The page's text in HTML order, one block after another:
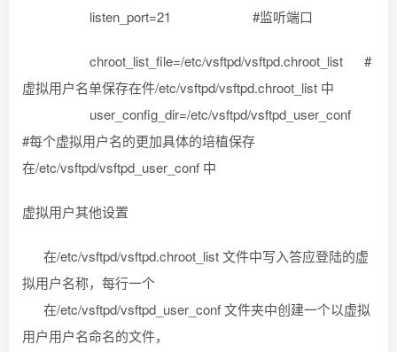
listen_port=21 #监听端口
chroot_list_file=/etc/vsftpd/vsftpd.chroot_list #
虚拟用户名单保存在件/etc/vsftpd/vsftpd.chroot_list 中
user_config_dir=/etc/vsftpd/vsftpd_user_conf
#每个虚拟用户名的更加具体的培植保存
在/etc/vsftpd/vsftpd_user_conf 中
虚拟用户其他设置
在/etc/vsftpd/vsftpd.chroot_list 文件中写入答应登陆的虚
拟用户名称，每行一个
在/etc/vsftpd/vsftpd_user_conf 文件夹中创建一个以虚拟
用户用户名命名的文件，